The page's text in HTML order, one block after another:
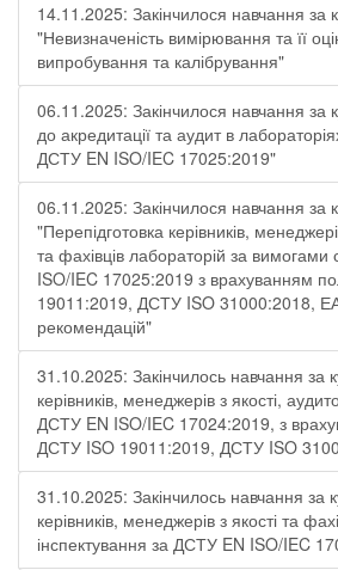
14.11.2025: Закінчилося навчання за
"Невизначеність вимірювання та її
випробування та калібрування"
06.11.2025: Закінчилося навчання за
до акредитації та аудит в
ДСТУ EN ISO/IEC 17025:2019"
06.11.2025: Закінчилося навчання за
"Перепідготовка керівників,
та фахівців лабораторій за
ISO/IEC 17025:2019 з врахуванням
19011:2019, ДСТУ ISO 31000:2018,
рекомендацій"
31.10.2025: Закінчилось навчання за
керівників, менеджерів з якості,
ДСТУ EN ISO/IEC 17024:2019, з
ДСТУ ISO 19011:2019, ДСТУ ISO
31.10.2025: Закінчилось навчання за
керівників, менеджерів з якості та
інспектування за ДСТУ EN ISO/IEC